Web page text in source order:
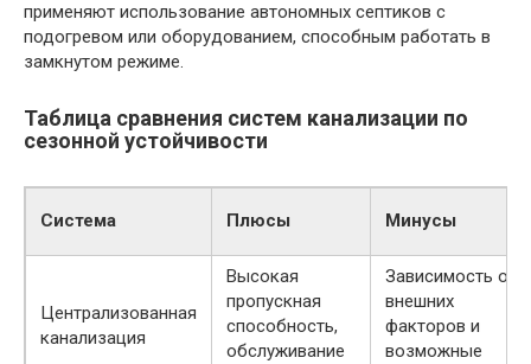
применяют использование автономных септиков с
подогревом или оборудованием, способным работать в
замкнутом режиме.
Таблица сравнения систем канализации по
сезонной устойчивости
Система Плюсы Минусы
Централизованная
канализация
Высокая
пропускная
способность,
обслуживание
Зависимость от
внешних
факторов и
возможные